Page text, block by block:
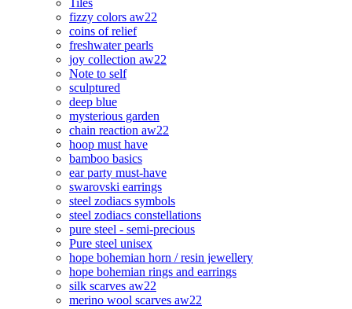
Tiles
fizzy colors aw22
coins of relief
freshwater pearls
joy collection aw22
Note to self
sculptured
deep blue
mysterious garden
chain reaction aw22
hoop must have
bamboo basics
ear party must-have
swarovski earrings
steel zodiacs symbols
steel zodiacs constellations
pure steel - semi-precious
Pure steel unisex
hope bohemian horn / resin jewellery
hope bohemian rings and earrings
silk scarves aw22
merino wool scarves aw22